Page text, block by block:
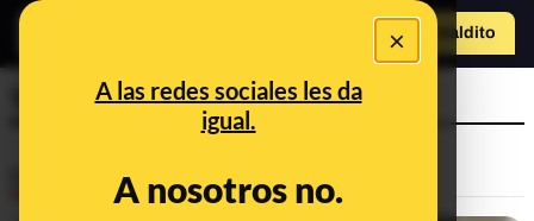
×
A las redes sociales les da
igual.
A nosotros no.
Hazte Maldito
TikTok